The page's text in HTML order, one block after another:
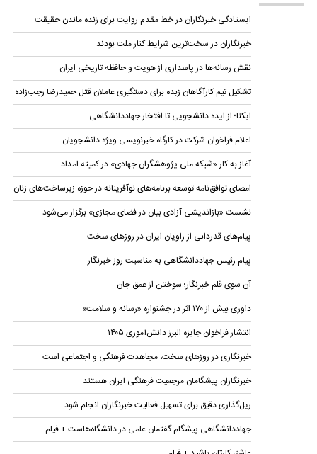
ایستادگی خبرنگاران در خط مقدم روایت برای زنده ماندن حقیقت
خبرنگاران در سخت‌ترین شرایط کنار ملت بودند
نقش رسانه‌ها در پاسداری از هویت و حافظه تاریخی ایران
تشکیل تیم کارآگاهان زبده برای دستگیری عاملان قتل حمیدرضا رجب‌زاده
ایکنا؛ از ایده دانشجویی تا افتخار جهاددانشگاهی
اعلام فراخوان شرکت در کارگاه خبرنویسی ویژه دانشجویان
آغاز به کار «شبکه ملی پژوهشگران جهادی» در کمیته امداد
امضای توافق‌نامه توسعه برنامه‌های نوآفرینانه در حوزه زیرساخت‏‌های زنان
نشست «بازاندیشی آزادی بیان در فضای مجازی» برگزار می‌شود
پیام‌های قدردانی از راویان ایران در روزهای سخت
پیام رئیس جهاددانشگاهی به مناسبت روز خبرنگار
آن سوی قلم خبرنگار؛ سوختن از عمق جان
داوری بیش از ۱۷۰ اثر در جشنواره «رسانه و سلامت»
انتشار فراخوان جایزه البرز دانش‌آموزی ۱۴۰۵
خبرنگاری در روز‌های سخت، مجاهدت فرهنگی و اجتماعی است
خبرنگاران پیشگامان مرجعیت فرهنگی ایران هستند
ریل‌گذاری دقیق برای تسهیل فعالیت خبرنگاران انجام شود
جهاددانشگاهی پیشگام گفتمان علمی در دانشگاه‌هاست + فیلم